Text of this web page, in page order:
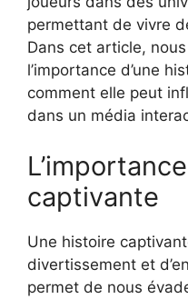
permettant de vivre
Dans cet article,
l’importance d’une
comment elle peut
dans un média
captivante
Une histoire
divertissement et
permet de nous